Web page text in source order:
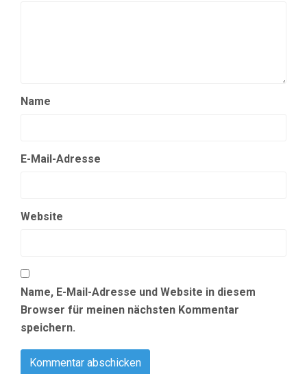
Name
E-Mail-Adresse
Website
Name, E-Mail-Adresse und Website in diesem
Browser für meinen nächsten Kommentar
speichern.